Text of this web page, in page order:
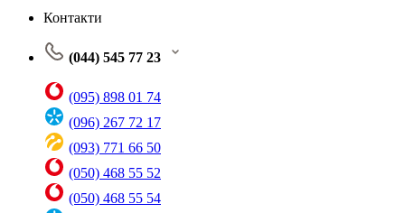
Контакти
(044) 545 77 23
(095) 898 01 74
(096) 267 72 17
(093) 771 66 50
(050) 468 55 52
(050) 468 55 54